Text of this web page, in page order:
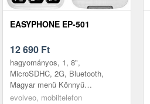
EASYPHONE EP-501
12 690 Ft
hagyományos, 1, 8",
MicroSDHC, 2G, Bluetooth,
Magyar menü Könnyű
kezelhetőség minden generáció
evolveo, mobiltelefon